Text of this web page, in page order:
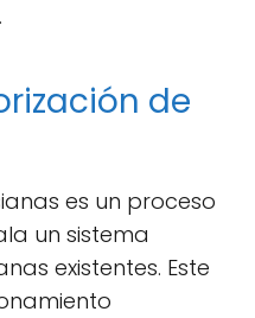
de
es un proceso
un sistema
existentes. Este